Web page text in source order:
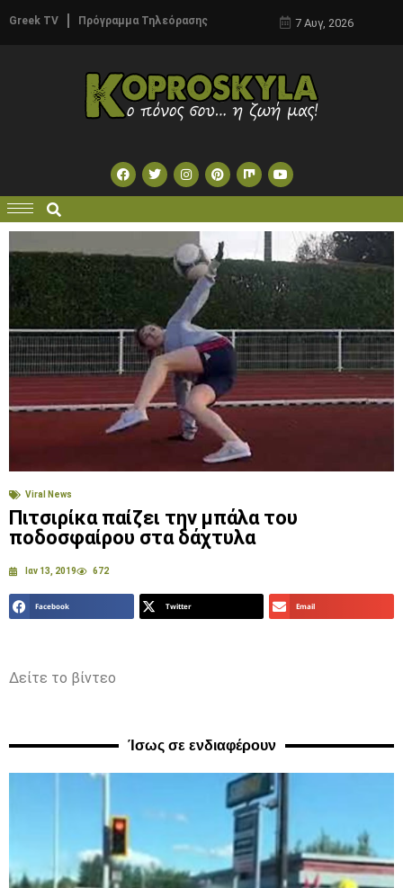
Greek TV Πρόγραμμα Τηλεόρασης 7 Αυγ, 2026
Viral News
Πιτσιρίκα παίζει την μπάλα του
ποδοσφαίρου στα δάχτυλα
Ιαν 13, 2019 672
Facebook Twitter Email
Δείτε το βίντεο
Ίσως σε ενδιαφέρουν